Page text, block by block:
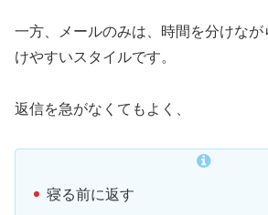
一方、メールのみは、時間を分けな
けやすいスタイルです。
返信を急がなくてもよく、
寝る前に返す